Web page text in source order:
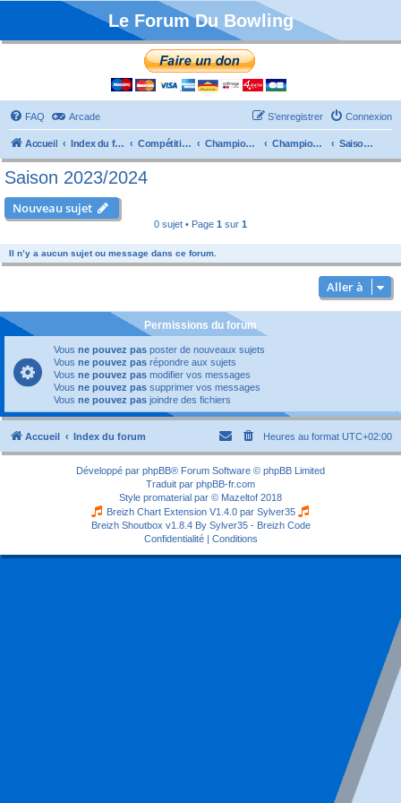
Le Forum Du Bowling
FAQ Arcade Connexion
S’enregistrer
Accueil Index du forum Compétitions Championnats de France Championnat Départemental Saison 2023/2024
Saison 2023/2024
Nouveau sujet
0 sujet • Page 1 sur 1
Il n’y a aucun sujet ou message dans ce forum.
Aller à
Permissions du forum
Vous ne pouvez pas poster de nouveaux sujets
Vous ne pouvez pas répondre aux sujets
Vous ne pouvez pas modifier vos messages
Vous ne pouvez pas supprimer vos messages
Vous ne pouvez pas joindre des fichiers
Accueil Index du forum Heures au format UTC+02:00
Développé par phpBB® Forum Software © phpBB Limited
Traduit par phpBB-fr.com
Style promaterial par © Mazeltof 2018
Breizh Chart Extension V1.4.0 par Sylver35
Breizh Shoutbox v1.8.4 By Sylver35 - Breizh Code
Confidentialité| Conditions